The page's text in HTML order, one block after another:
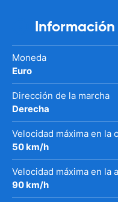
Moneda
Euro
Dirección de la marcha
Derecha
Velocidad máxima en la
50 km/h
Velocidad máxima en la
90 km/h